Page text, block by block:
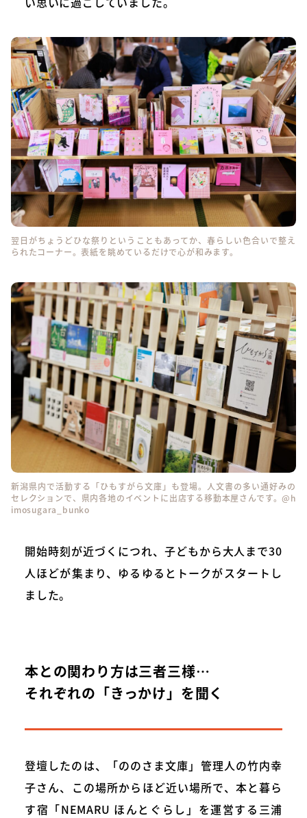
翌日がちょうどひな祭りということもあってか、春らしい色合いで整え
られたコーナー。表紙を眺めているだけで心が和みます。
新潟県内で活動する「ひもすがら文庫」も登場。人文書の多い通好みの
セレクションで、県内各地のイベントに出店する移動本屋さんです。@h
imosugara_bunko
開始時刻が近づくにつれ、子どもから大人まで30
人ほどが集まり、ゆるゆるとトークがスタートし
ました。
本との関わり方は三者三様…
それぞれの「きっかけ」を聞く
登壇したのは、「ののさま文庫」管理人の竹内幸
子さん、この場所からほど近い場所で、本と暮ら
す宿「NEMARU ほんとぐらし」を運営する三浦